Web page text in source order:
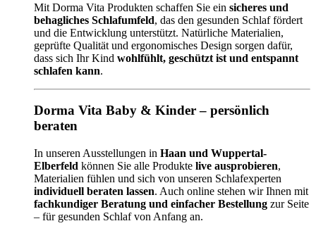
Mit Dorma Vita Produkten schaffen Sie ein sicheres und
behagliches Schlafumfeld, das den gesunden Schlaf fördert
und die Entwicklung unterstützt. Natürliche Materialien,
geprüfte Qualität und ergonomisches Design sorgen dafür,
dass sich Ihr Kind wohlfühlt, geschützt ist und entspannt
schlafen kann.
Dorma Vita Baby & Kinder – persönlich
beraten
In unseren Ausstellungen in Haan und Wuppertal-
Elberfeld können Sie alle Produkte live ausprobieren,
Materialien fühlen und sich von unseren Schlafexperten
individuell beraten lassen. Auch online stehen wir Ihnen mit
fachkundiger Beratung und einfacher Bestellung zur Seite
– für gesunden Schlaf von Anfang an.